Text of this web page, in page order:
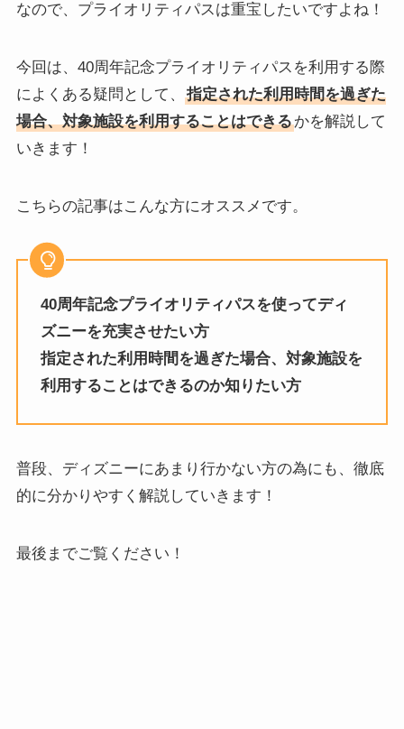
なので、プライオリティパスは重宝したいですよね！
今回は、40周年記念プライオリティパスを利用する際
によくある疑問として、
指定された利用時間を過ぎた
場合、対象施設を利用することはできるかを解説して
いきます！
こちらの記事はこんな方にオススメです。
40周年記念プライオリティパスを使ってディ
ズニーを充実させたい方
指定された利用時間を過ぎた場合、対象施設を
利用することはできるのか知りたい方
普段、ディズニーにあまり行かない方の為にも、徹底
的に分かりやすく解説していきます！
最後までご覧ください！